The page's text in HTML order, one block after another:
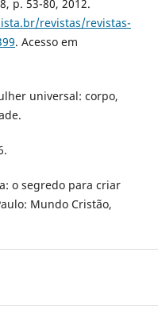
p. 53-80, 2012.
revistas/revistas-
. Acesso em
universal: corpo,
o segredo para criar
Mundo Cristão,